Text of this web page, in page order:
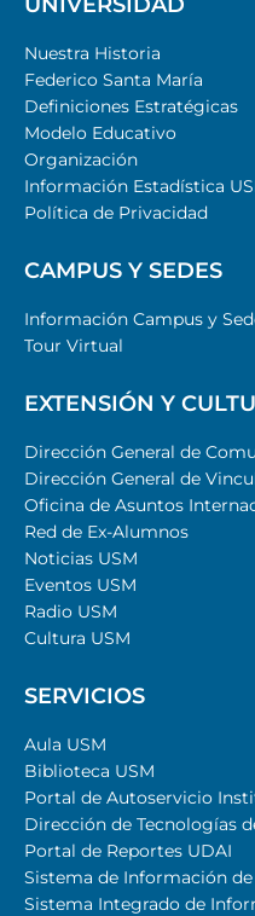
Nuestra Historia
Federico Santa María
Definiciones Estratégicas
Modelo Educativo
Organización
Información Estadística
Política de Privacidad
CAMPUS Y SEDES
Información Campus y
Tour Virtual
EXTENSIÓN Y
Dirección General de
Dirección General de
Oficina de Asuntos
Red de Ex-Alumnos
Noticias USM
Eventos USM
Radio USM
Cultura USM
SERVICIOS
Aula USM
Biblioteca USM
Portal de Autoservicio
Dirección de Tecnologías
Portal de Reportes UDAI
Sistema de Información
Sistema Integrado de